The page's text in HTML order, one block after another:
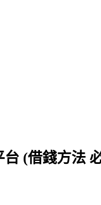
(借錢方法